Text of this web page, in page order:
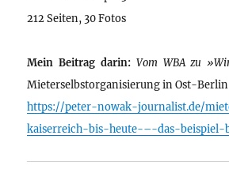
212 Seiten, 30 Fotos
Mein Beitrag darin: Vom WBA zu
Mieterselbstorganisierung in Ost-Berlin
https://peter-nowak-journalist.de/
kaiserreich-bis-heute-–-das-beispiel-